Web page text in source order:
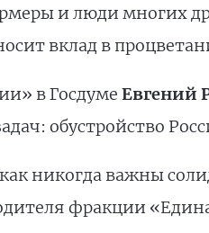
и люди многих
вклад в
в Госдуме Евгений
обустройство
никогда важны
фракции